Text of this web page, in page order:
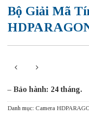
Bộ Giải Mã
– Bảo hành: 24 tháng.
Danh mục: Camera